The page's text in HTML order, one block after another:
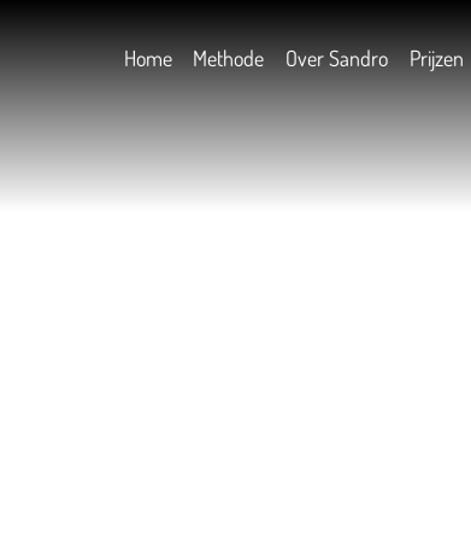
Home Methode Over Sandro Prijzen